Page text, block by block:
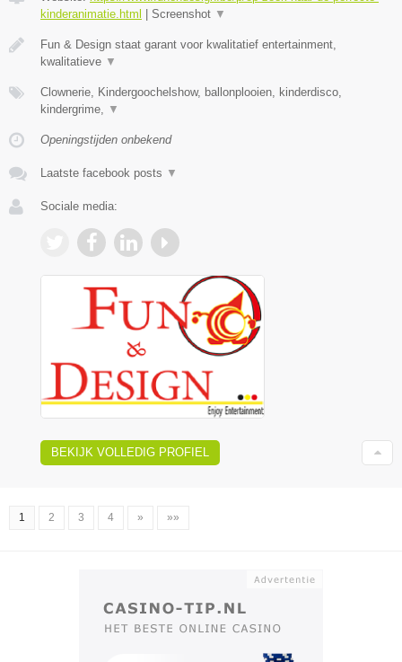
kinderanimatie.html | Screenshot ▼
Fun & Design staat garant voor kwalitatief entertainment,
kwalitatieve ▼
Clownerie, Kindergoochelshow, ballonplooien, kinderdisco,
kindergrime,
▼
Openingstijden onbekend
Laatste facebook posts ▼
Sociale media:
BEKIJK VOLLEDIG PROFIEL
1 2 3 4 » »»